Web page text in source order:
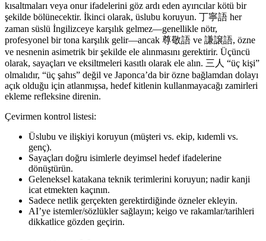
kısaltmaları veya onur ifadelerini göz ardı eden ayırıcılar kötü bir
şekilde bölünecektir. İkinci olarak, üslubu koruyun. 丁寧語 her
zaman süslü İngilizceye karşılık gelmez—genellikle nötr,
profesyonel bir tona karşılık gelir—ancak 尊敬語 ve 謙譲語, özne
ve nesnenin asimetrik bir şekilde ele alınmasını gerektirir. Üçüncü
olarak, sayaçları ve eksiltmeleri kasıtlı olarak ele alın. 三人 “üç kişi”
olmalıdır, “üç şahıs” değil ve Japonca’da bir özne bağlamdan dolayı
açık olduğu için atlanmışsa, hedef kitlenin kullanmayacağı zamirleri
ekleme refleksine direnin.
Çevirmen kontrol listesi:
Üslubu ve ilişkiyi koruyun (müşteri vs. ekip, kıdemli vs.
genç).
Sayaçları doğru isimlerle deyimsel hedef ifadelerine
dönüştürün.
Geleneksel katakana teknik terimlerini koruyun; nadir kanji
icat etmekten kaçının.
Sadece netlik gerçekten gerektirdiğinde özneler ekleyin.
AI’ye istemler/sözlükler sağlayın; keigo ve rakamlar/tarihleri
dikkatlice gözden geçirin.